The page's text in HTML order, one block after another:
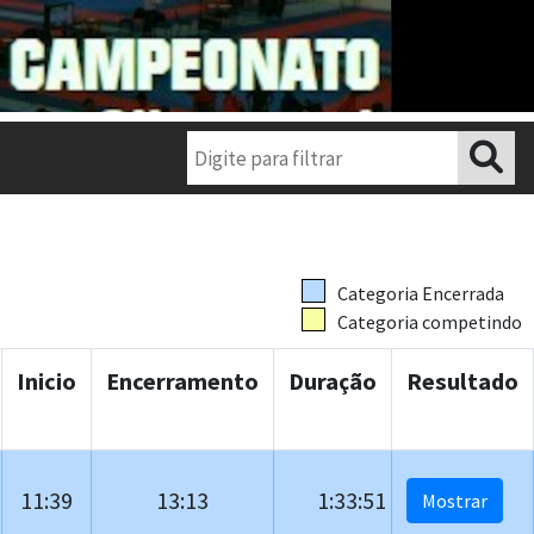
Categoria Encerrada
Categoria competindo
Inicio Encerramento Duração Resultado
11:39 13:13 1:33:51